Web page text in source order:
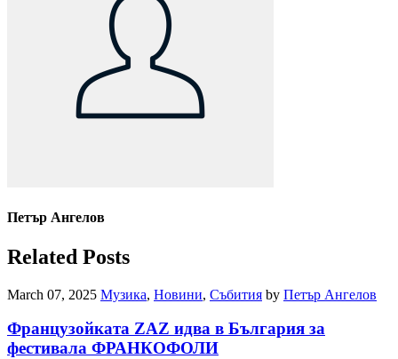
Петър Ангелов
Related Posts
March 07, 2025 Музика, Новини, Събития by Петър Ангелов
Французойката ZAZ идва в България за
фестивала ФРАНКОФОЛИ